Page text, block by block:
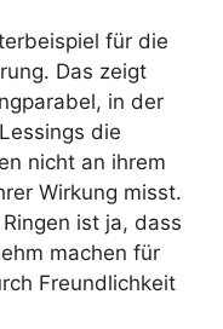
für die
Das zeigt
in der
die
nicht an ihrem
Wirkung misst.
ist ja, dass
machen für
Freundlichkeit